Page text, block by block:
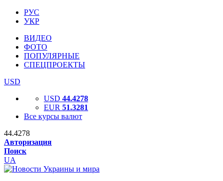
РУС
УКР
ВИДЕО
ФОТО
ПОПУЛЯРНЫЕ
СПЕЦПРОЕКТЫ
USD
USD 44.4278
EUR 51.3281
Все курсы валют
44.4278
Авторизация
Поиск
UA